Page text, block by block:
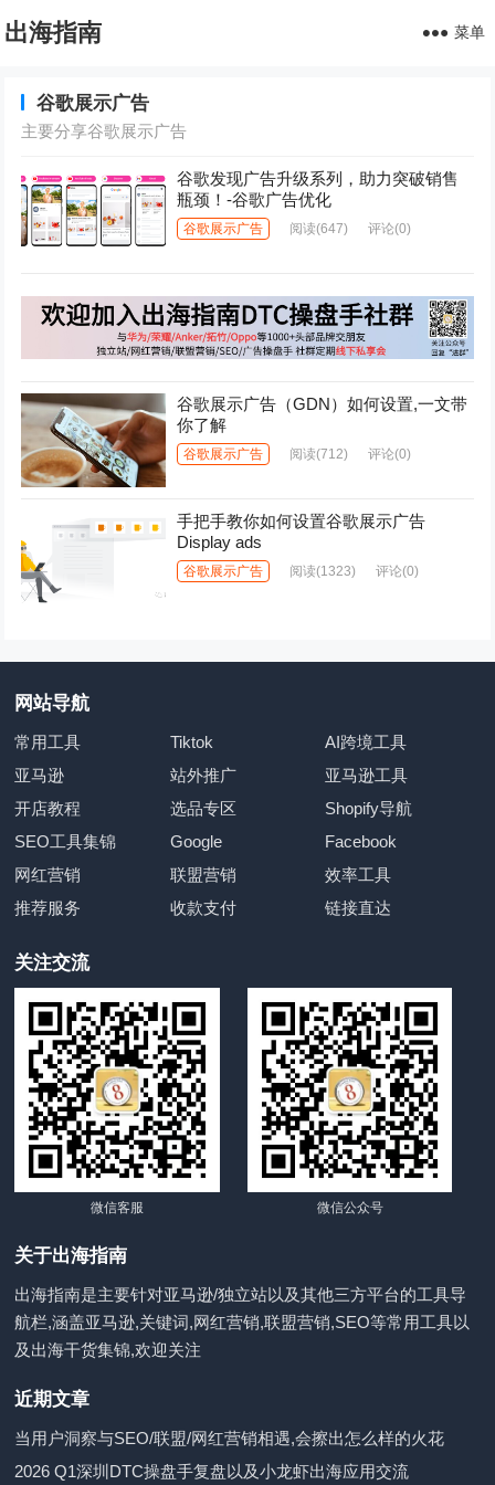
出海指南 菜单
谷歌展示广告
主要分享谷歌展示广告
谷歌发现广告升级系列，助力突破销售
瓶颈！-谷歌广告优化
谷歌展示广告 阅读(647) 评论(0)
谷歌展示广告（GDN）如何设置,一文带
你了解
谷歌展示广告 阅读(712) 评论(0)
手把手教你如何设置谷歌展示广告
Display ads
谷歌展示广告 阅读(1323) 评论(0)
网站导航
常用工具 Tiktok
AI跨境工具
亚马逊
站外推广
亚马逊工具
开店教程
选品专区
Shopify导航
SEO工具集锦
Google
Facebook
网红营销
联盟营销
效率工具
推荐服务
收款支付 链接直达
关注交流
微信客服 微信公众号
关于出海指南
出海指南是主要针对亚马逊/独立站以及其他三方平台的工具导
航栏,涵盖亚马逊,关键词,网红营销,联盟营销,SEO等常用工具以
及出海干货集锦,欢迎关注
近期文章
当用户洞察与SEO/联盟/网红营销相遇,会擦出怎么样的火花
2026 Q1深圳DTC操盘手复盘以及小龙虾出海应用交流